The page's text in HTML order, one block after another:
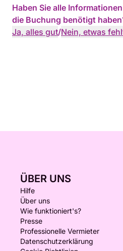
Haben Sie alle
die Buchung benötigt
Ja, alles gut/Nein, etwas
ÜBER UNS
Hilfe
Über uns
Wie funktioniert's?
Presse
Professionelle Vermieter
Datenschutzerklärung